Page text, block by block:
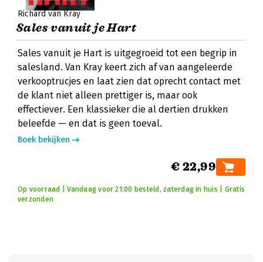
Richard van Kray
Sales vanuit je Hart
Sales vanuit je Hart is uitgegroeid tot een begrip in
salesland. Van Kray keert zich af van aangeleerde
verkooptrucjes en laat zien dat oprecht contact met
de klant niet alleen prettiger is, maar ook
effectiever. Een klassieker die al dertien drukken
beleefde — en dat is geen toeval.
Boek bekijken
€ 22,99
Op voorraad | Vandaag voor 21:00 besteld, zaterdag in huis | Gratis
verzonden